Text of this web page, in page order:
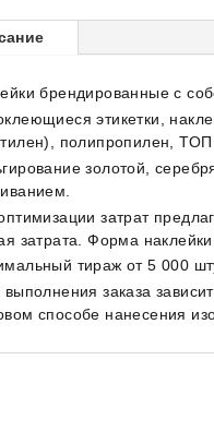
брендированные с
этикетки,
полипропилен, ТОП
золотой,
затрат
затрата. Форма
тираж от 5 000
выполнения заказа
способе нанесения